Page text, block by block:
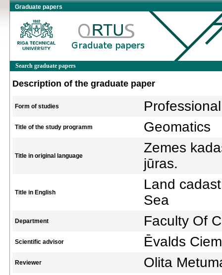
Graduate papers
Search graduate papers
Description of the graduate paper
Form of studies
Title of the study programm Geomatics
Title in original language
Zemes
jūras.
Title in English
Land
Sea
Department Faculty Of
Scientific advisor Ēvalds
Reviewer Olita